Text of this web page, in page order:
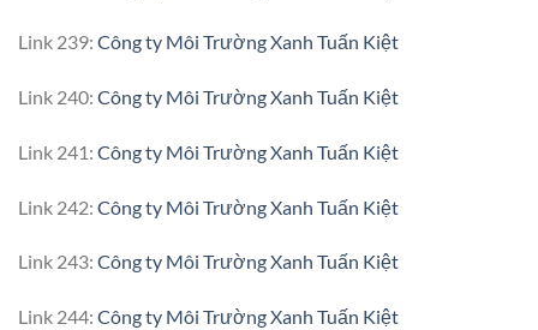
Link 239: Công ty Môi Trường Xanh Tuấn Kiệt
Link 240: Công ty Môi Trường Xanh Tuấn Kiệt
Link 241: Công ty Môi Trường Xanh Tuấn Kiệt
Link 242: Công ty Môi Trường Xanh Tuấn Kiệt
Link 243: Công ty Môi Trường Xanh Tuấn Kiệt
Link 244: Công ty Môi Trường Xanh Tuấn Kiệt